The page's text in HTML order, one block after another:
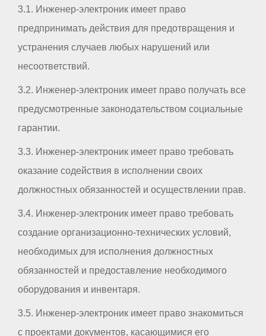
3.1. Инженер-электроник имеет право
предпринимать действия для предотвращения и
устранения случаев любых нарушений или
несоответствий.
3.2. Инженер-электроник имеет право получать все
предусмотренные законодательством социальные
гарантии.
3.3. Инженер-электроник имеет право требовать
оказание содействия в исполнении своих
должностных обязанностей и осуществлении прав.
3.4. Инженер-электроник имеет право требовать
создание организационно-технических условий,
необходимых для исполнения должностных
обязанностей и предоставление необходимого
оборудования и инвентаря.
3.5. Инженер-электроник имеет право знакомиться
с проектами документов, касающимися его